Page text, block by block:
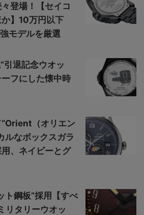
登場！【セイコ
】10万円以下
モデルを厳選
引退記念ウオッ
フにした懐中時
“Orient（オリエン
ルなボックスガラ
、ネイビーとグ
ト鋼板”採用【すべ
リタリーウオッ